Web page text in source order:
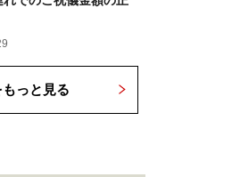
っと見る